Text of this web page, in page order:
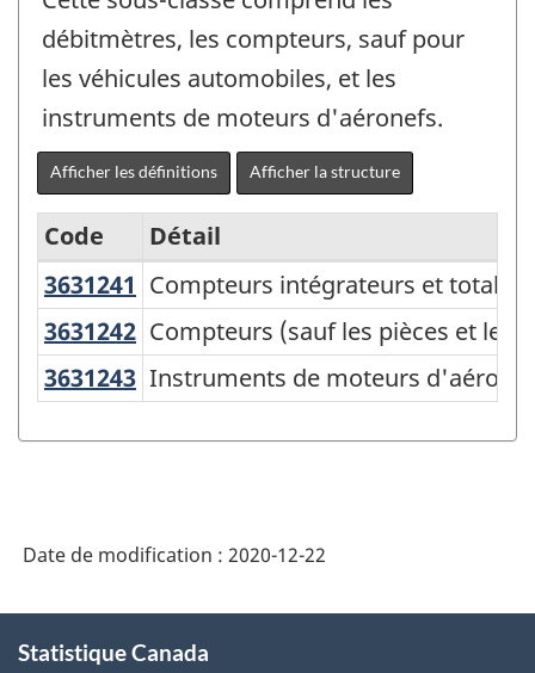
débitmètres, les compteurs, sauf pour
les véhicules automobiles, et les
instruments de moteurs d'aéronefs.
Afficher les définitions Afficher la structure
Variante
de
SCPAN
Canada
2017
-
Fabrication
et
Code
Détail
3631241 Compteurs intégrateurs et
Compteurs intégrateurs et
3631242 Compteurs (sauf les pièces et
Compteurs (sauf les pièces et les
3631243 Instruments de moteurs
Instruments de moteurs
Date de modification : 2020-12-22
propos
Statistique Canada